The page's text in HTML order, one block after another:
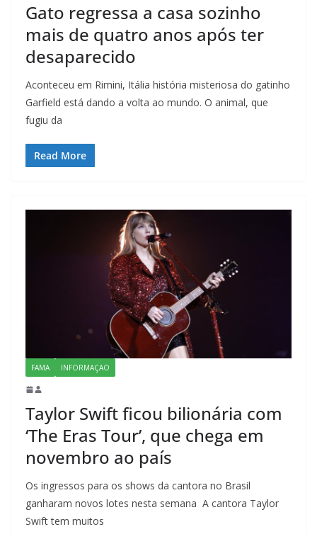
Gato regressa a casa sozinho
mais de quatro anos após ter
desaparecido
Aconteceu em Rimini, Itália história misteriosa do gatinho
Garfield está dando a volta ao mundo. O animal, que
fugiu da
Read More
FAMA INFORMAÇAO
Taylor Swift ficou bilionária com
‘The Eras Tour’, que chega em
novembro ao país
Os ingressos para os shows da cantora no Brasil
ganharam novos lotes nesta semana A cantora Taylor
Swift tem muitos